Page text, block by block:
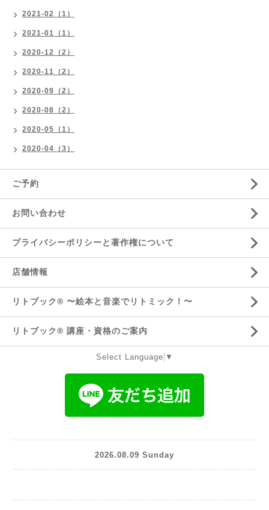
2021-02（1）
2021-01（1）
2020-12（2）
2020-11（2）
2020-09（2）
2020-08（2）
2020-05（1）
2020-04（3）
ご予約
お問い合わせ
プライバシーポリシーと著作権について
店舗情報
リトブック®️ 〜絵本と音楽でリトミック！〜
リトブック®️ 講座・資格のご案内
Select Language ▼
2026.08.09 Sunday